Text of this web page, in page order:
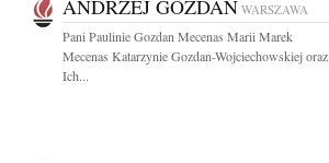
ANDRZEJ GOZDAN WARSZAWA
Pani Paulinie Gozdan Mecenas Marii Marek
Mecenas Katarzynie Gozdan-Wojciechowskiej oraz
Ich...